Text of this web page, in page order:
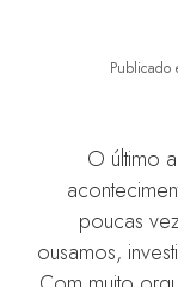
Publicado
O último
poucas
ousamos,